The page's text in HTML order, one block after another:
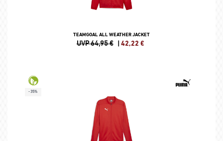
TEAMGOAL ALL WEATHER JACKET
UVP 64,95 € | 42,22 €
-35%